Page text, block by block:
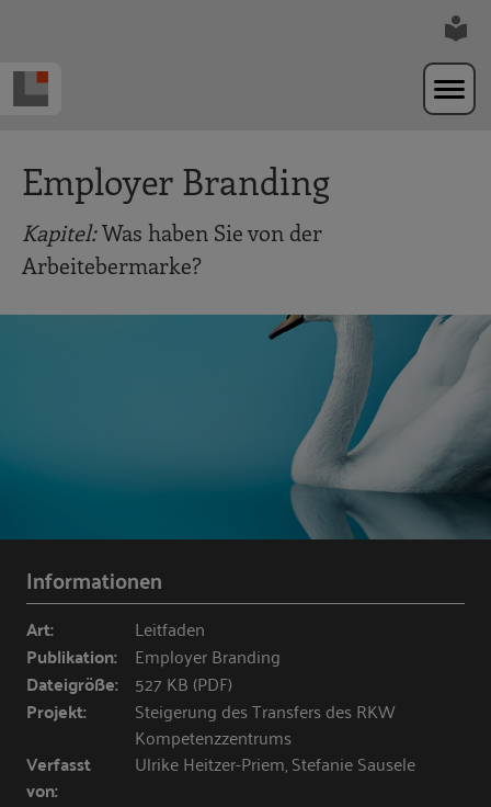
Employer Branding
Kapitel:Was haben Sie von der
Arbeitebermarke?
Informationen
Art: Leitfaden
Publikation: Employer Branding
Dateigröße: 527 KB (PDF)
Projekt:
Steigerung des Transfers des RKW
Kompetenzzentrums
Verfasst
von:
Ulrike Heitzer-Priem, Stefanie Sausele